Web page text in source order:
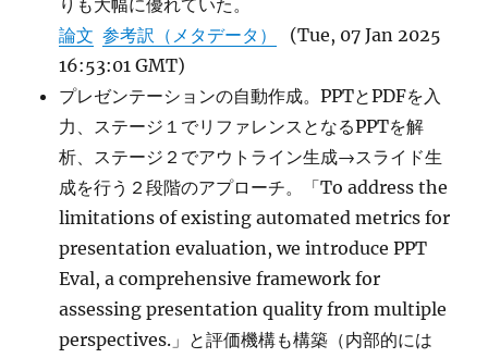
りも大幅に優れていた。
論文 参考訳（メタデータ）
(Tue, 07 Jan 2025
16:53:01 GMT)
プレゼンテーションの自動作成。PPTとPDFを入
力、ステージ１でリファレンスとなるPPTを解
析、ステージ２でアウトライン生成→スライド生
成を行う２段階のアプローチ。「To address the
limitations of existing automated metrics for
presentation evaluation, we introduce PPT
Eval, a comprehensive framework for
assessing presentation quality from multiple
perspectives.」と評価機構も構築（内部的には